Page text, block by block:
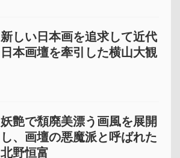
新しい日本画を追求して近代
日本画壇を牽引した横山大観
妖艶で頽廃美漂う画風を展開
し、画壇の悪魔派と呼ばれた
北野恒富